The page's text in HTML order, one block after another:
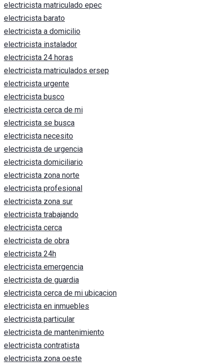
electricista matriculado epec
electricista barato
electricista a domicilio
electricista instalador
electricista 24 horas
electricista matriculados ersep
electricista urgente
electricista busco
electricista cerca de mi
electricista se busca
electricista necesito
electricista de urgencia
electricista domiciliario
electricista zona norte
electricista profesional
electricista zona sur
electricista trabajando
electricista cerca
electricista de obra
electricista 24h
electricista emergencia
electricista de guardia
electricista cerca de mi ubicacion
electricista en inmuebles
electricista particular
electricista de mantenimiento
electricista contratista
electricista zona oeste